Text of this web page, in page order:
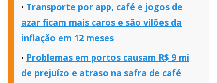
Transporte por app, café e jogos de
azar ficam mais caros e são vilões da
inflação em 12 meses
Problemas em portos causam R$ 9 mi
de prejuízo e atraso na safra de café